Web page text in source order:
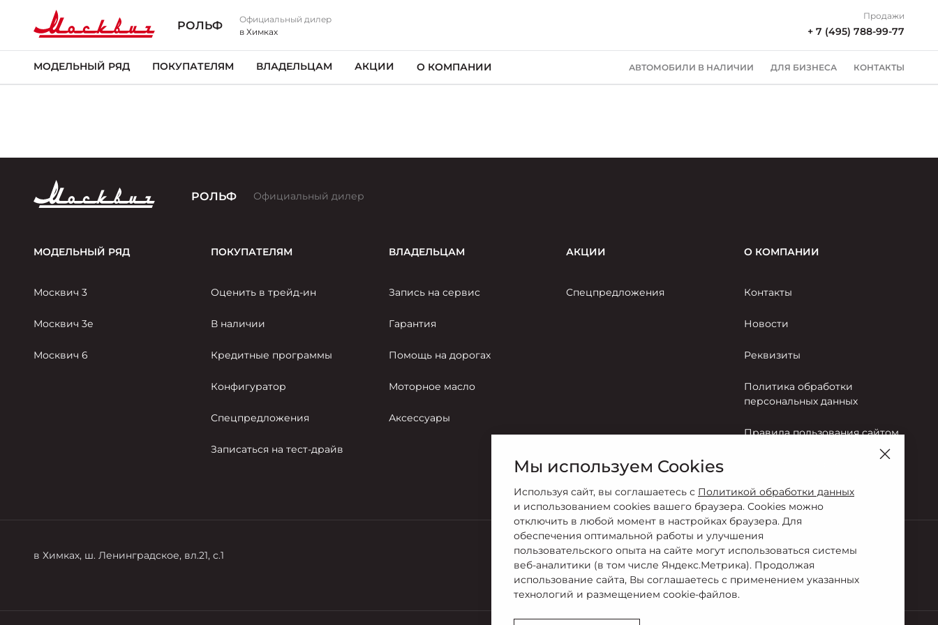
РОЛЬФ
Официальный дилер
в Химках
Продажи
+ 7 (495) 788-99-77
МОДЕЛЬНЫЙ РЯД ПОКУПАТЕЛЯМ ВЛАДЕЛЬЦАМ АКЦИИ О КОМПАНИИ АВТОМОБИЛИ В НАЛИЧИИ ДЛЯ БИЗНЕСА КОНТАКТЫ
РОЛЬФ Официальный дилер
МОДЕЛЬНЫЙ РЯД
Москвич 3
Москвич 3е
Москвич 6
ПОКУПАТЕЛЯМ
Оценить в трейд-ин
В наличии
Кредитные программы
Конфигуратор
Спецпредложения
Записаться на тест-драйв
ВЛАДЕЛЬЦАМ
Запись на сервис
Гарантия
Помощь на дорогах
Моторное масло
Аксессуары
АКЦИИ
Спецпредложения
О КОМПАНИИ
Контакты
Новости
Реквизиты
Политика обработки
персональных данных
Правила пользования сайтом
в Химках, ш. Ленинградское, вл.21, с.1 Продажи
+ 7 (495) 788-99-77
Мы используем Cookies
Используя сайт, вы соглашаетесь с Политикой обработки данных
и использованием cookies вашего браузера. Cookies можно
отключить в любой момент в настройках браузера. Для
обеспечения оптимальной работы и улучшения
пользовательского опыта на сайте могут использоваться системы
веб-аналитики (в том числе Яндекс.Метрика). Продолжая
использование сайта, Вы соглашаетесь с применением указанных
технологий и размещением cookie-файлов.